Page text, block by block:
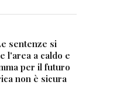
sentenze si
l'area a caldo e
per il futuro
non è sicura